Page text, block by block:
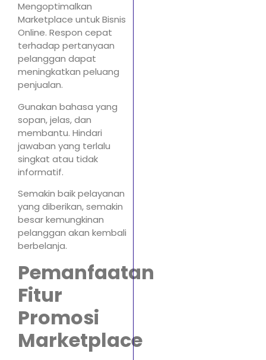
Mengoptimalkan
Marketplace untuk Bisnis
Online. Respon cepat
terhadap pertanyaan
pelanggan dapat
meningkatkan peluang
penjualan.
Gunakan bahasa yang
sopan, jelas, dan
membantu. Hindari
jawaban yang terlalu
singkat atau tidak
informatif.
Semakin baik pelayanan
yang diberikan, semakin
besar kemungkinan
pelanggan akan kembali
berbelanja.
Pemanfaatan
Fitur
Promosi
Marketplace